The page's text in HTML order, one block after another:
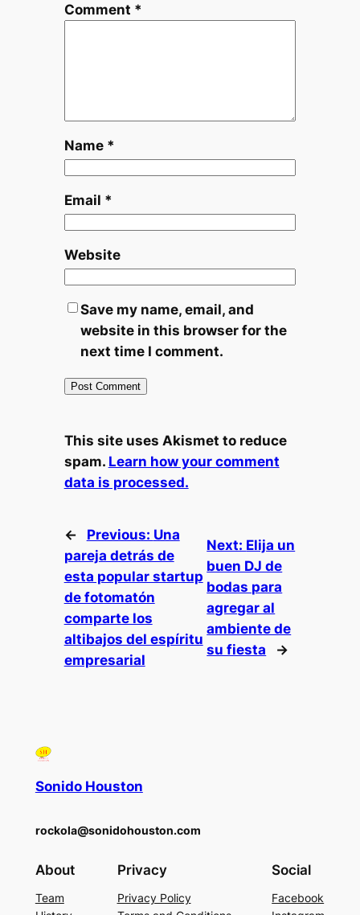
Comment *
Name *
Email *
Website
Save my name, email, and
website in this browser for the
next time I comment.
This site uses Akismet to reduce
spam. Learn how your comment
data is processed.
← Previous: Una
pareja detrás de
esta popular startup
de fotomatón
comparte los
altibajos del espíritu
empresarial
Next: Elija un
buen DJ de
bodas para
agregar al
ambiente de
su fiesta
→
Sonido Houston
rockola@sonidohouston.com
About
Team
Privacy
Privacy Policy
Social
Facebook